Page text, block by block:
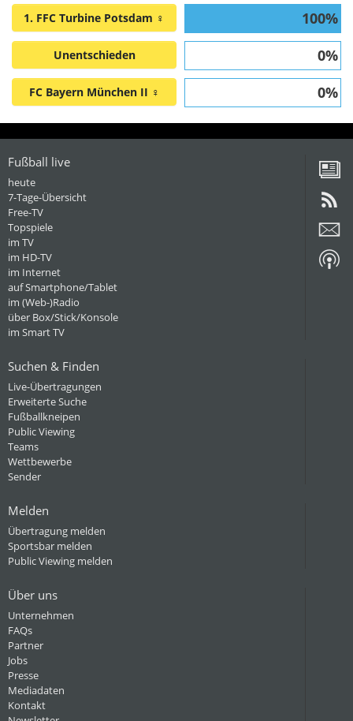
1. FFC Turbine Potsdam ♀ 100%
Unentschieden 0%
FC Bayern München II ♀ 0%
Fußball live
heute
7-Tage-Übersicht
Free-TV
Topspiele
im TV
im HD-TV
im Internet
auf Smartphone/Tablet
im (Web-)Radio
über Box/Stick/Konsole
im Smart TV
Suchen & Finden
Live-Übertragungen
Erweiterte Suche
Fußballkneipen
Public Viewing
Teams
Wettbewerbe
Sender
Melden
Übertragung melden
Sportsbar melden
Public Viewing melden
Über uns
Unternehmen
FAQs
Partner
Jobs
Presse
Mediadaten
Kontakt